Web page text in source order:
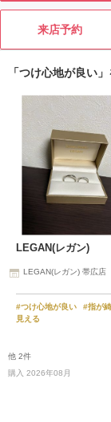
来店予約
「つけ心地が良い
LEGAN(レガン)
LEGAN(レガン) 帯広店
#つけ心地が良い
#指が
見える
他 2件
購入 2026年08月